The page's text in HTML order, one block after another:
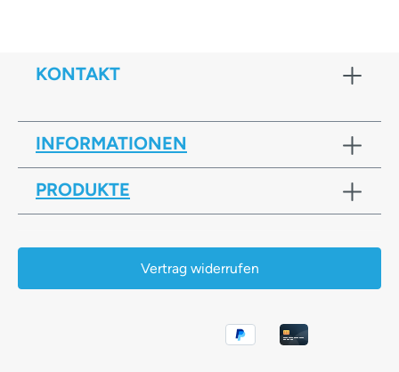
KONTAKT
INFORMATIONEN
PRODUKTE
Vertrag widerrufen